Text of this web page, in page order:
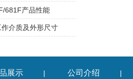
681F产品性能
介质及外形尺寸
展示 | 公司介绍 |